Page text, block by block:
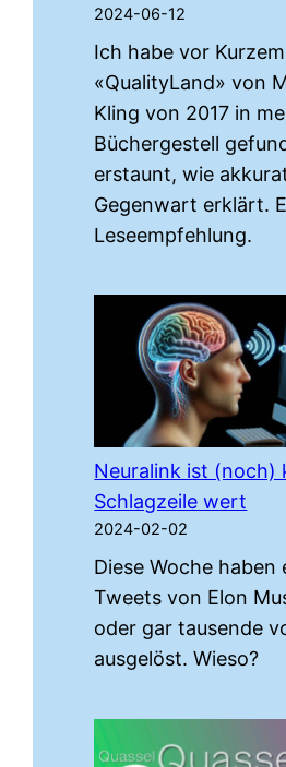
2024-06-12
Ich habe vor
«QualityLand» von
Kling von 2017 in
Büchergestell
erstaunt, wie
Gegenwart erklärt.
Leseempfehlung.
Neuralink ist (noch)
Schlagzeile wert
2024-02-02
Diese Woche haben
Tweets von Elon
oder gar tausende
ausgelöst. Wieso?